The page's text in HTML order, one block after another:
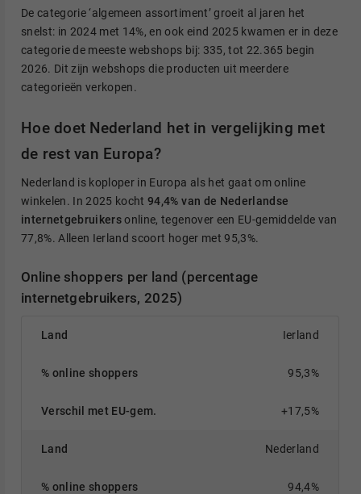
De categorie ‘algemeen assortiment’ groeit al jaren het
snelst: in 2024 met 14%, en ook eind 2025 kwamen er in deze
categorie de meeste webshops bij: 335, tot 22.365 begin
2026. Dit zijn webshops die producten uit meerdere
categorieën verkopen.
Hoe doet Nederland het in vergelijking met
de rest van Europa?
Nederland is koploper in Europa als het gaat om online
winkelen. In 2025 kocht94,4% van de Nederlandse
internetgebruikersonline, tegenover een EU-gemiddelde van
77,8%. Alleen Ierland scoort hoger met 95,3%.
Online shoppers per land (percentage
internetgebruikers, 2025)
Ierland
95,3%
+17,5%
Nederland
94,4%